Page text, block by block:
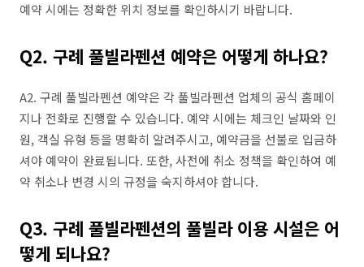
예약 시에는 정확한 위치 정보를 확인하시기 바랍니다.
Q2. 구례 풀빌라펜션 예약은 어떻게 하나요?
A2. 구례 풀빌라펜션 예약은 각 풀빌라펜션 업체의 공식 홈페이
지나 전화로 진행할 수 있습니다. 예약 시에는 체크인 날짜와 인
원, 객실 유형 등을 명확히 알려주시고, 예약금을 선불로 입금하
셔야 예약이 완료됩니다. 또한, 사전에 취소 정책을 확인하여 예
약 취소나 변경 시의 규정을 숙지하셔야 합니다.
Q3. 구례 풀빌라펜션의 풀빌라 이용 시설은 어
떻게 되나요?